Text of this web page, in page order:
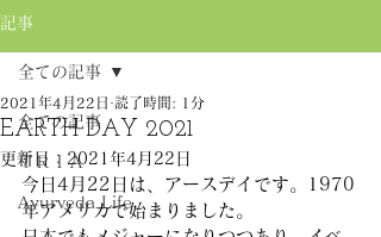
記事
全ての記事
ＴＲＩＡ
Ayurveda Life
全ての記事
EARTH DAY 2021
2021年4月22日 読了時間: 1分
更新日： 2021年4月22日
今日4月22日は、アースデイです。1970
年アメリカで始まりました。